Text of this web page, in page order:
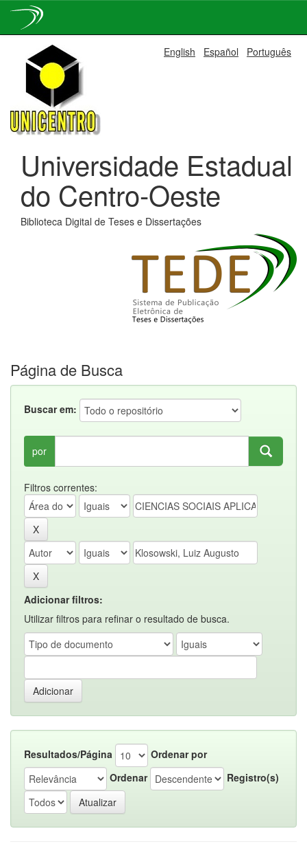
navigation
English Español Português
Universidade Estadual
do Centro-Oeste
Biblioteca Digital de Teses e Dissertações
Página de Busca
Buscar em:
por
Filtros correntes:
Adicionar filtros:
Utilizar filtros para refinar o resultado de busca.
Resultados/Página
Ordenar por
Ordenar
Registro(s)